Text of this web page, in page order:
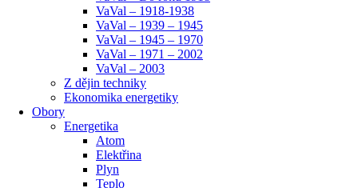
VaVal – 1918-1938
VaVal – 1939 – 1945
VaVal – 1945 – 1970
VaVal – 1971 – 2002
VaVal – 2003
Z dějin techniky
Ekonomika energetiky
Obory
Energetika
Atom
Elektřina
Plyn
Teplo